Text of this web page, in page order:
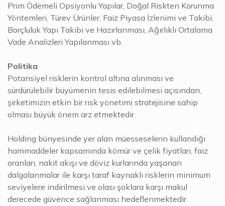
Prim Ödemeli Opsiyonlu Yapılar, Doğal Riskten Korunma
Yöntemleri, Türev Ürünler, Faiz Piyasa İzlenimi ve Takibi,
Borçluluk Yapı Takibi ve Hazırlanması, Ağırlıklı Ortalama
Vade Analizleri Yapılanması vb.
Politika
Potansiyel risklerin kontrol altına alınması ve
sürdürülebilir büyümenin tesis edilebilmesi açısından,
şirketimizin etkin bir risk yönetimi stratejisine sahip
olması büyük önem arz etmektedir.
Holding bünyesinde yer alan müesseselerin kullandığı
hammaddeler kapsamında kömür ve çelik fiyatları, faiz
oranları, nakit akışı ve döviz kurlarında yaşanan
dalgalanmalar ile karşı taraf kaynaklı risklerin minimum
seviyelere indirilmesi ve olası şoklara karşı makul
derecede güvence sağlanması hedeflenmektedir.